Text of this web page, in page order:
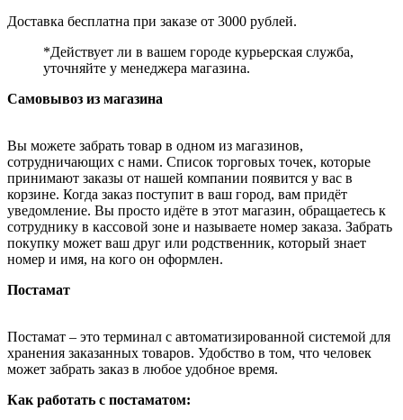
Доставка бесплатна при заказе от 3000 рублей.
*Действует ли в вашем городе курьерская служба,
уточняйте у менеджера магазина.
Самовывоз из магазина
Вы можете забрать товар в одном из магазинов,
сотрудничающих с нами. Список торговых точек, которые
принимают заказы от нашей компании появится у вас в
корзине. Когда заказ поступит в ваш город, вам придёт
уведомление. Вы просто идёте в этот магазин, обращаетесь к
сотруднику в кассовой зоне и называете номер заказа. Забрать
покупку может ваш друг или родственник, который знает
номер и имя, на кого он оформлен.
Постамат
Постамат – это терминал с автоматизированной системой для
хранения заказанных товаров. Удобство в том, что человек
может забрать заказ в любое удобное время.
Как работать с постаматом: